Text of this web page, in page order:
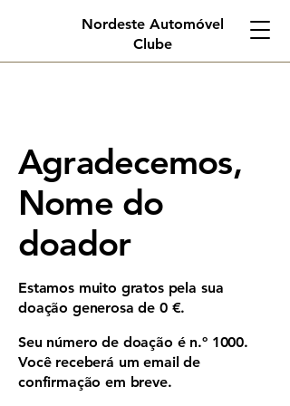
Nordeste Automóvel
Clube
Agradecemos,
Nome do
doador
Estamos muito gratos pela sua
doação generosa de 0 €.
Seu número de doação é n.º 1000.
Você receberá um email de
confirmação em breve.